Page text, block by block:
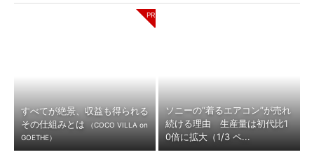
すべてが絶景、収益も得られる
その仕組みとは
（COCO VILLA on
GOETHE）
ソニーの“着るエアコン”が売れ
続ける理由 生産量は初代比1
0倍に拡大（1/3 ペ...